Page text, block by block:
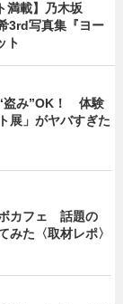
満載】乃木坂
3rd写真集『ヨー
ト
盗み”OK！ 体験
展」がヤバすぎた
ボカフェ 話題の
みた〈取材レポ〉